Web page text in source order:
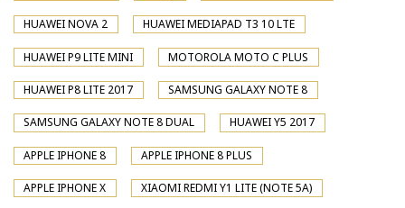
HUAWEI NOVA 2 HUAWEI MEDIAPAD T3 10 LTE
HUAWEI P9 LITE MINI MOTOROLA MOTO C PLUS
HUAWEI P8 LITE 2017 SAMSUNG GALAXY NOTE 8
SAMSUNG GALAXY NOTE 8 DUAL HUAWEI Y5 2017
APPLE IPHONE 8 APPLE IPHONE 8 PLUS
APPLE IPHONE X XIAOMI REDMI Y1 LITE (NOTE 5A)